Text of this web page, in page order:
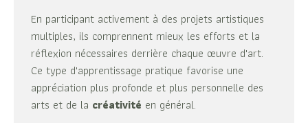
En participant activement à des projets artistiques
multiples, ils comprennent mieux les efforts et la
réflexion nécessaires derrière chaque œuvre d'art.
Ce type d'apprentissage pratique favorise une
appréciation plus profonde et plus personnelle des
arts et de la créativité en général.